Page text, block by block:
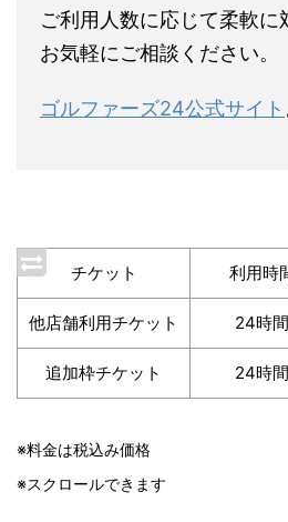
ご利用人数に応じて柔軟に
お気軽にご相談ください。
ゴルファーズ24公式サイト
チケット 利用時
他店舗利用チケット 24時間
追加枠チケット 24時間
※料金は税込み価格
※スクロールできます